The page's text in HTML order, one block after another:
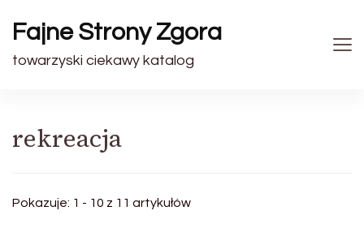
Fajne Strony Zgora
towarzyski ciekawy katalog
rekreacja
Pokazuje: 1 - 10 z 11 artykułów